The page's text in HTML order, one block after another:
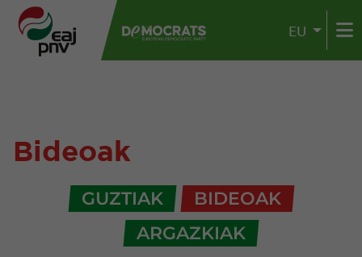
EU
Bideoak
GUZTIAK
BIDEOAK
ARGAZKIAK